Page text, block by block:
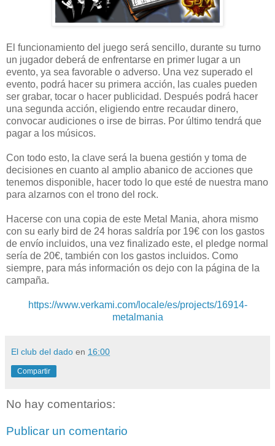
El funcionamiento del juego será sencillo, durante su turno
un jugador deberá de enfrentarse en primer lugar a un
evento, ya sea favorable o adverso. Una vez superado el
evento, podrá hacer su primera acción, las cuales pueden
ser grabar, tocar o hacer publicidad. Después podrá hacer
una segunda acción, eligiendo entre recaudar dinero,
convocar audiciones o irse de birras. Por último tendrá que
pagar a los músicos.
Con todo esto, la clave será la buena gestión y toma de
decisiones en cuanto al amplio abanico de acciones que
tenemos disponible, hacer todo lo que esté de nuestra mano
para alzarnos con el trono del rock.
Hacerse con una copia de este Metal Mania, ahora mismo
con su early bird de 24 horas saldría por 19€ con los gastos
de envío incluidos, una vez finalizado este, el pledge normal
sería de 20€, también con los gastos incluidos. Como
siempre, para más información os dejo con la página de la
campaña.
https://www.verkami.com/locale/es/projects/16914-
metalmania
El club del dado en 16:00
Compartir
No hay comentarios:
Publicar un comentario